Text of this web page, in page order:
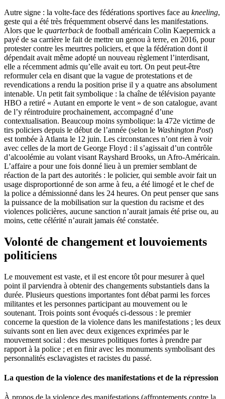
Autre signe : la volte-face des fédérations sportives face au kneeling,
geste qui a été très fréquemment observé dans les manifestations.
Alors que le quarterbackde football américain Colin Kaepernick a
payé de sa carrière le fait de mettre un genou à terre, en 2016, pour
protester contre les meurtres policiers, et que la fédération dont il
dépendait avait même adopté un nouveau règlement l’interdisant,
elle a récemment admis qu’elle avait eu tort. On peut peut-être
reformuler cela en disant que la vague de protestations et de
revendications a rendu la position prise il y a quatre ans absolument
intenable. Un petit fait symbolique : la chaîne de télévision payante
HBO a retiré « Autant en emporte le vent » de son catalogue, avant
de l’y réintroduire prochainement, accompagné d’une
contextualisation. Beaucoup moins symbolique: la 472e victime de
tirs policiers depuis le début de l’année (selon le Washington Post)
est tombée à Atlanta le 12 juin. Les circonstances n’ont rien à voir
avec celles de la mort de George Floyd : il s’agissait d’un contrôle
d’alcoolémie au volant visant Rayshard Brooks, un Afro-Américain.
L’affaire a pour une fois donné lieu à un premier semblant de
réaction de la part des autorités : le policier, qui semble avoir fait un
usage disproportionné de son arme à feu, a été limogé et le chef de
la police a démissionné dans les 24 heures. On peut penser que sans
la puissance de la mobilisation sur la question du racisme et des
violences policières, aucune sanction n’aurait jamais été prise ou, au
moins, cette célérité n’aurait jamais été constatée.
Volonté de changement et louvoiements
politiciens
Le mouvement est vaste, et il est encore tôt pour mesurer à quel
point il parviendra à obtenir des changements substantiels dans la
durée. Plusieurs questions importantes font débat parmi les forces
militantes et les personnes participant au mouvement ou le
soutenant. Trois points sont évoqués ci-dessous : le premier
concerne la question de la violence dans les manifestations ; les deux
suivants sont en lien avec deux exigences exprimées par le
mouvement social : des mesures politiques fortes à prendre par
rapport à la police ; et en finir avec les monuments symbolisant des
personnalités esclavagistes et racistes du passé.
La question de la violence des manifestations et de la répression